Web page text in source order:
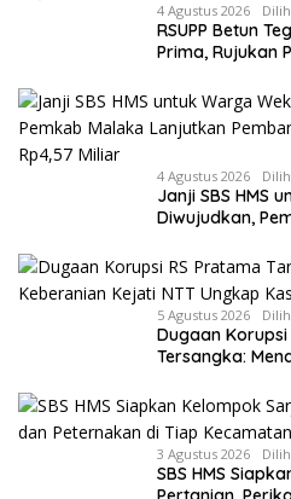
4 Agustus 2026
RSUPP Betun
Prima, Rujukan
Tujuan
4 Agustus 2026
Janji SBS HMS
Diwujudkan,
5 Agustus 2026
Dugaan
Tersangka:
3 Agustus 2026
SBS HMS